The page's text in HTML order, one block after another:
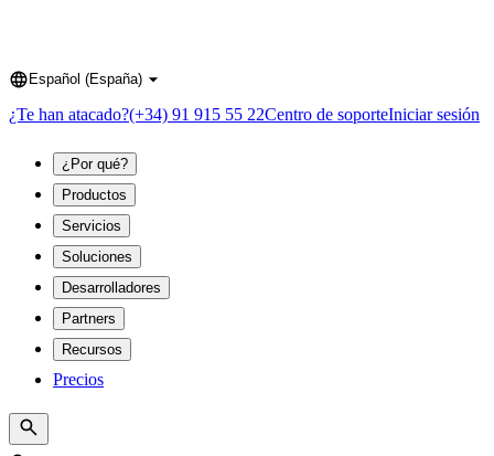
Language
Español (España)
¿Te han atacado?(+34) 91 915 55 22Centro de soporteIniciar sesión
¿Por qué?
Productos
Servicios
Soluciones
Desarrolladores
Partners
Recursos
Precios